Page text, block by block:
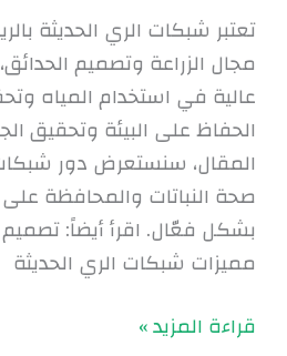
تعتبر شبكات الري الحديثة
مجال الزراعة وتصميم
عالية في استخدام المياه
الحفاظ على البيئة وتحقيق
المقال، سنستعرض دور
صحة النباتات والمحافظة على
بشكل فعّال. اقرأ أيضاً:
مميزات شبكات الري الحديثة
قراءة المزيد »